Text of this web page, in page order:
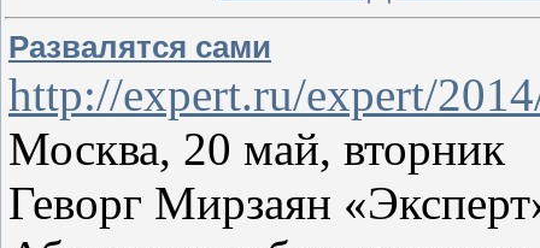
Развалятся сами
http://expert.ru/expert/
Москва, 20 май, вторник
Геворг Мирзаян